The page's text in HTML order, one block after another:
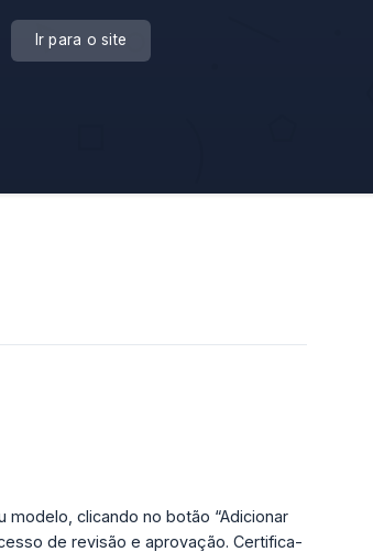
Ir para o site
clicando no botão “Adicionar
de revisão e aprovação. Certifica-